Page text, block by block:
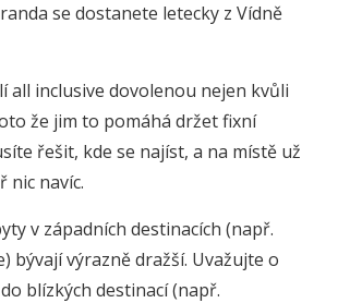
se dostanete letecky z Vídně
all inclusive dovolenou nejen kvůli
že jim to pomáhá držet fixní
řešit, kde se najíst, a na místě už
nic navíc.
v západních destinacích (např.
bývají výrazně dražší. Uvažujte o
blízkých destinací (např.